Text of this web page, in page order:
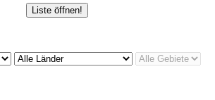
Liste öffnen!